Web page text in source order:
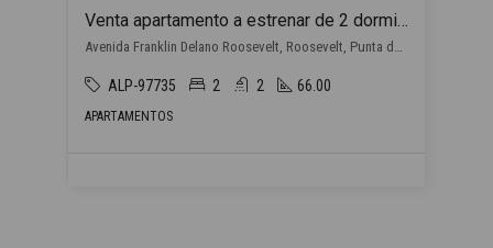
Venta apartamento a estrenar de 2 dormitorios, en Punta del Este con financiación propia
Avenida Franklin Delano Roosevelt, Roosevelt, Punta del Este
ALP-97735 2 2 66.00
APARTAMENTOS